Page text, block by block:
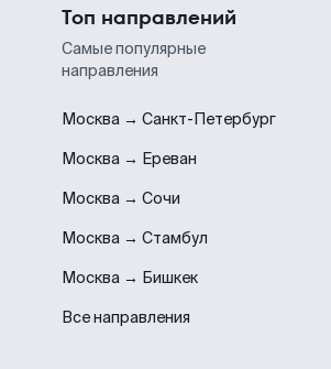
Топ направлений
Самые популярные
направления
Москва → Санкт-Петербург
Москва → Ереван
Москва → Сочи
Москва → Стамбул
Москва → Бишкек
Все направления